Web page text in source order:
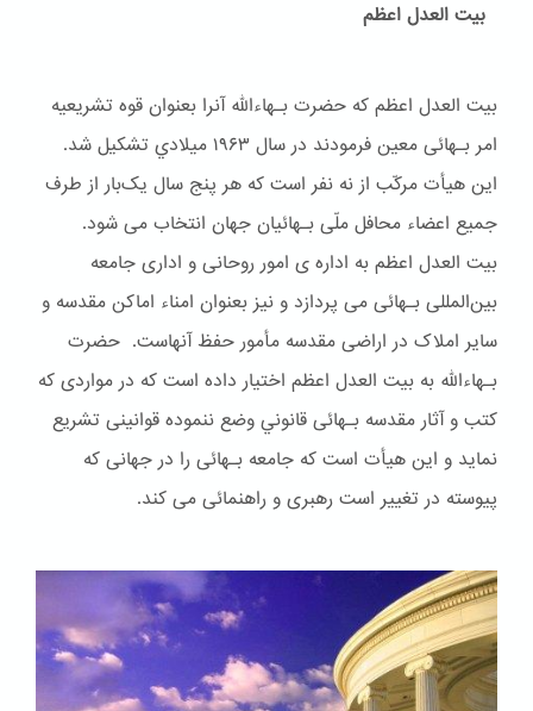
بیت العدل اعظم
بیت العدل اعظم که حضرت بـهاءالله آنرا بعنوان قوه تشریعیه
امر بـهائی معین فرمودند در سال ۱۹۶۳ ميلادي تشکیل شد.
این هیأت مرکّب از نه نفر است که هر پنج سال یک‌بار از طرف
جمیع اعضاء محافل ملّی بـهائیان جهان انتخاب می شود.
بیت العدل اعظم به اداره ی امور روحانی و اداری جامعه
بین‌المللی بـهائی می پردازد و نیز بعنوان امناء اماکن مقدسه و
سایر املاک در اراضی مقدسه مأمور حفظ آنهاست. حضرت
بـهاءالله به بیت العدل اعظم اختیار داده است که در مواردی که
کتب و آثار مقدسه بـهائی قانوني وضع ننموده قوانینی تشریع
نماید و این هیأت است که جامعه بـهائی را در جهانی که
پیوسته در تغییر است رهبری و راهنمائی می کند.